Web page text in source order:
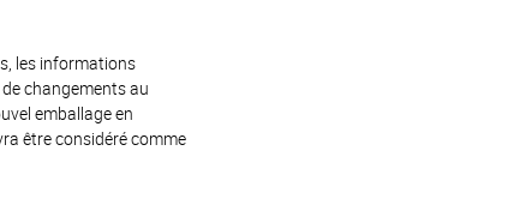
les informations
changements au
emballage en
être considéré comme